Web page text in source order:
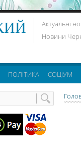
Актуальні
Новини
ПОЛІТИКА СОЦІУМ